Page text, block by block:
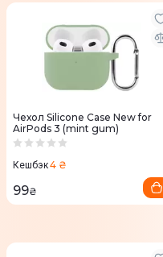
Чехол Silicone Case New for
AirPods 3 (mint gum)
Кешбэк4 ₴
99₴